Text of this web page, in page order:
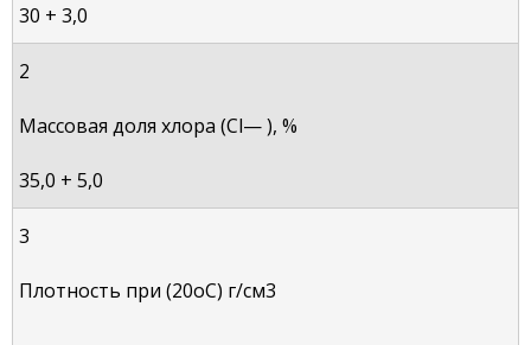
30 + 3,0
2
Массовая доля хлора (Cl—), %
35,0 + 5,0
3
Плотность при (20оС) г/см3